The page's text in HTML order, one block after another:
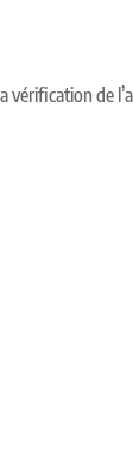
vérification de